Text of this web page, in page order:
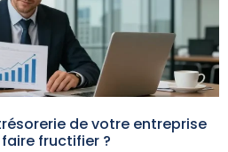
de votre entreprise
fructifier ?